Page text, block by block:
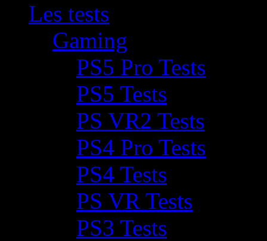
Les tests
Gaming
PS5 Pro Tests
PS5 Tests
PS VR2 Tests
PS4 Pro Tests
PS4 Tests
PS VR Tests
PS3 Tests